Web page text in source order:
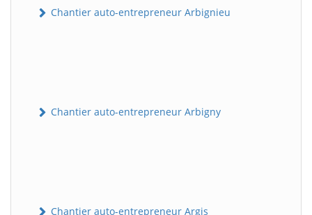
Chantier auto-entrepreneur Arbignieu
Chantier auto-entrepreneur Arbigny
Chantier auto-entrepreneur Argis